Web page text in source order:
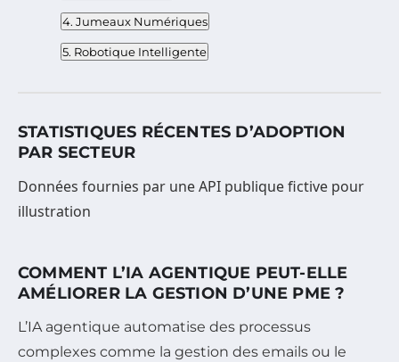
4. Jumeaux Numériques
5. Robotique Intelligente
STATISTIQUES RÉCENTES D’ADOPTION
PAR SECTEUR
Données fournies par une API publique fictive pour
illustration
COMMENT L’IA AGENTIQUE PEUT-ELLE
AMÉLIORER LA GESTION D’UNE PME ?
L’IA agentique automatise des processus
complexes comme la gestion des emails ou le